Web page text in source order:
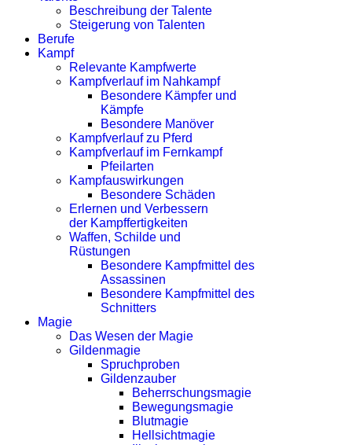
Beschreibung der Talente
Steigerung von Talenten
Berufe
Kampf
Relevante Kampfwerte
Kampfverlauf im Nahkampf
Besondere Kämpfer und
Kämpfe
Besondere Manöver
Kampfverlauf zu Pferd
Kampfverlauf im Fernkampf
Pfeilarten
Kampfauswirkungen
Besondere Schäden
Erlernen und Verbessern
der Kampffertigkeiten
Waffen, Schilde und
Rüstungen
Besondere Kampfmittel des
Assassinen
Besondere Kampfmittel des
Schnitters
Magie
Das Wesen der Magie
Gildenmagie
Spruchproben
Gildenzauber
Beherrschungsmagie
Bewegungsmagie
Blutmagie
Hellsichtmagie